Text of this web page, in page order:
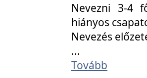
Nevezni 3-4
hiányos
Nevezés
...
Tovább